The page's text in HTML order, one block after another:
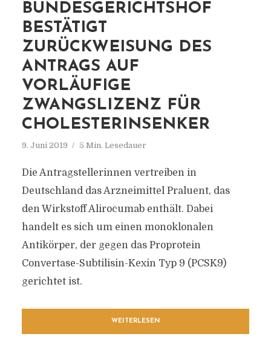
BUNDESGERICHTSHOF
BESTÄTIGT
ZURÜCKWEISUNG DES
ANTRAGS AUF
VORLÄUFIGE
ZWANGSLIZENZ FÜR
CHOLESTERINSENKER
9. Juni 2019 5 Min. Lesedauer
Die Antragstellerinnen vertreiben in
Deutschland das Arzneimittel Praluent, das
den Wirkstoff Alirocumab enthält. Dabei
handelt es sich um einen monoklonalen
Antikörper, der gegen das Proprotein
Convertase-Subtilisin-Kexin Typ 9 (PCSK9)
gerichtet ist.
WEITERLESEN